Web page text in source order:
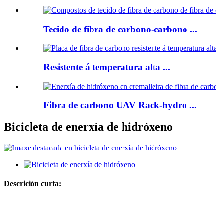
Tecido de fibra de carbono-carbono ...
Resistente á temperatura alta ...
Fibra de carbono UAV Rack-hydro ...
Bicicleta de enerxía de hidróxeno
Descrición curta: